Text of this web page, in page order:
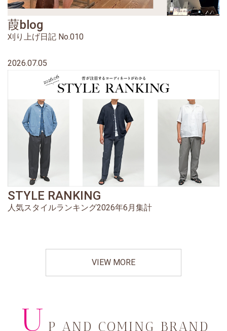
葭blog
刈り上げ日記 No.010
2026.07.05
STYLE RANKING
人気スタイルランキング2026年6月集計
VIEW MORE
U P AND COMING BRAND